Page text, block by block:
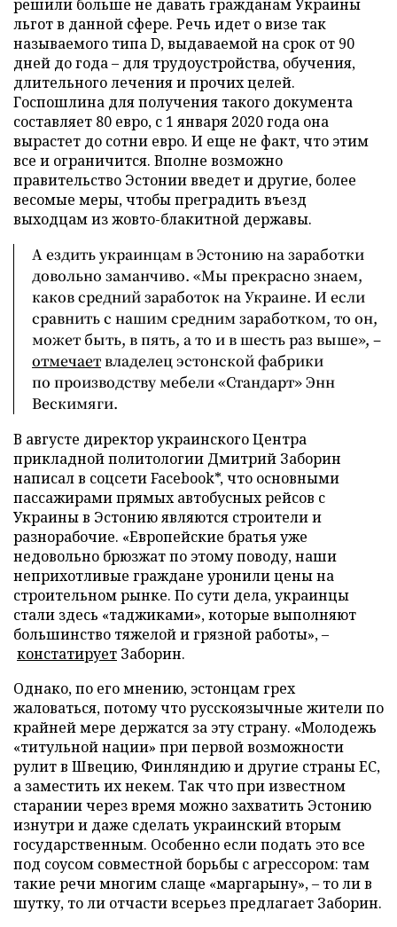
решили больше не давать гражданам Украины
льгот в данной сфере. Речь идет о визе так
называемого типа D, выдаваемой на срок от 90
дней до года – для трудоустройства, обучения,
длительного лечения и прочих целей.
Госпошлина для получения такого документа
составляет 80 евро, с 1 января 2020 года она
вырастет до сотни евро. И еще не факт, что этим
все и ограничится. Вполне возможно
правительство Эстонии введет и другие, более
весомые меры, чтобы преградить въезд
выходцам из жовто-блакитной державы.
А ездить украинцам в Эстонию на заработки
довольно заманчиво. «Мы прекрасно знаем,
каков средний заработок на Украине. И если
сравнить с нашим средним заработком, то он,
может быть, в пять, а то и в шесть раз выше», –
отмечаетвладелец эстонской фабрики
по производству мебели «Стандарт» Энн
Вескимяги.
В августе директор украинского Центра
прикладной политологии Дмитрий Заборин
написал в соцсети Facebook*, что основными
пассажирами прямых автобусных рейсов с
Украины в Эстонию являются строители и
разнорабочие. «Европейские братья уже
недовольно брюзжат по этому поводу, наши
неприхотливые граждане уронили цены на
строительном рынке. По сути дела, украинцы
стали здесь «таджиками», которые выполняют
большинство тяжелой и грязной работы», –
констатирует Заборин.
Однако, по его мнению, эстонцам грех
жаловаться, потому что русскоязычные жители по
крайней мере держатся за эту страну. «Молодежь
«титульной нации» при первой возможности
рулит в Швецию, Финляндию и другие страны ЕС,
а заместить их некем. Так что при известном
старании через время можно захватить Эстонию
изнутри и даже сделать украинский вторым
государственным. Особенно если подать это все
под соусом совместной борьбы с агрессором: там
такие речи многим слаще «маргарыну», – то ли в
шутку, то ли отчасти всерьез предлагает Заборин.